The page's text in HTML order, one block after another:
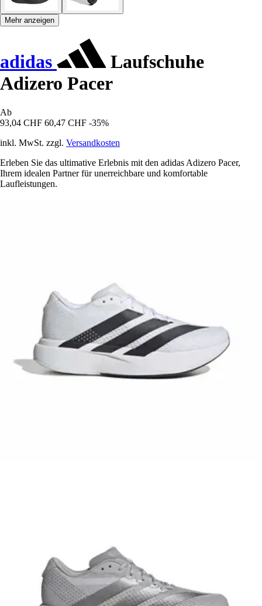
Mehr anzeigen
adidas
Laufschuhe
Adizero Pacer
Ab
93,04 CHF 60,47 CHF -35%
inkl. MwSt. zzgl. Versandkosten
Erleben Sie das ultimative Erlebnis mit den adidas Adizero Pacer,
Ihrem idealen Partner für unerreichbare und komfortable
Laufleistungen.